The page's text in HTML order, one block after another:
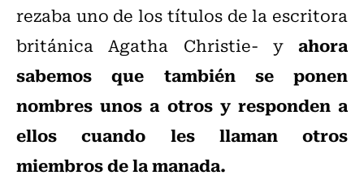
rezaba uno de los títulos de la escritora
británica Agatha Christie- y ahora
sabemos que también se ponen
nombres unos a otros y responden a
ellos cuando les llaman otros
miembros de la manada.